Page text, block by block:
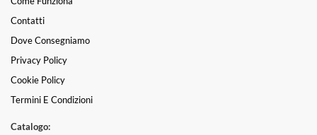
Contatti
Dove Consegniamo
Privacy Policy
Cookie Policy
Termini E Condizioni
Catalogo: